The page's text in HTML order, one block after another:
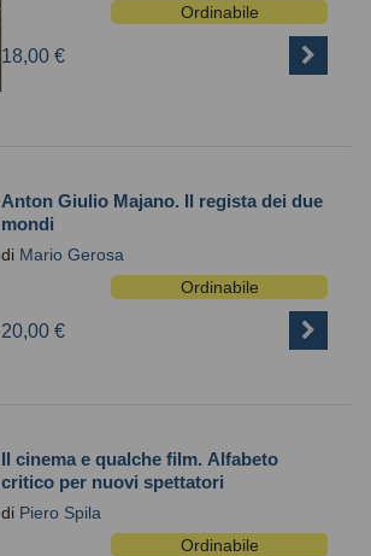
Ordinabile
18,00 €
Anton Giulio Majano. Il regista dei due
mondi
di Mario Gerosa
Ordinabile
20,00 €
Il cinema e qualche film. Alfabeto
critico per nuovi spettatori
di Piero Spila
Ordinabile